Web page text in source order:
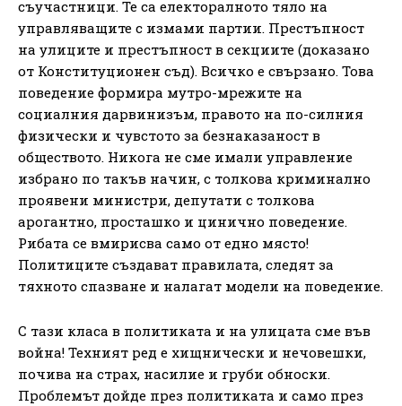
съучастници. Те са електоралното тяло на
управляващите с измами партии. Престъпност
на улиците и престъпност в секциите (доказано
от Конституционен съд). Всичко е свързано. Това
поведение формира мутро-мрежите на
социалния дарвинизъм, правото на по-силния
физически и чувстото за безнаказаност в
обществото. Никога не сме имали управление
избрано по такъв начин, с толкова криминално
проявени министри, депутати с толкова
арогантно, просташко и цинично поведение.
Рибата се вмирисва само от едно място!
Политиците създават правилата, следят за
тяхното спазване и налагат модели на поведение.
С тази класа в политиката и на улицата сме във
война! Техният ред е хищнически и нечовешки,
почива на страх, насилие и груби обноски.
Проблемът дойде през политиката и само през